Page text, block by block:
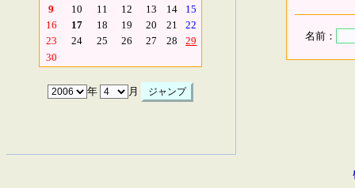
9
10 11 12 13 14
15
16
17 18 19 20 21
22
23
24 25 26 27 28
29
30
年 月
名前：